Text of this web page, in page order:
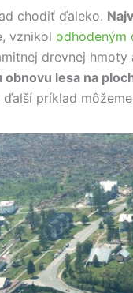
chodiť ďaleko.
vznikol odhodeným
drevnej hmoty
obnovu lesa na
ďalší príklad